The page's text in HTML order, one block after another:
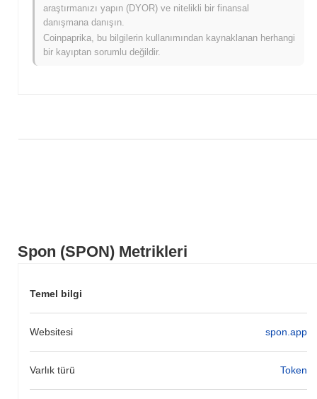
Spon (SPON) Metrikleri
Temel bilgi
Websitesi spon.app
Varlık türü Token
Son 7 günde Spon0.00%kazandı, genel kripto piyasasından
0.74%kazanç kaydeden daha düşük performans gösterdi. Bu,
daha geniş piyasa momentumuna göre SPON'ün fiyat hareketinde
geçici bir gecikme gösterdiğini belirtir.
araştırmanızı yapın (DYOR) ve nitelikli bir finansal
danışmana danışın.
Coinpaprika, bu bilgilerin kullanımından kaynaklanan herhangi
bir kayıptan sorumlu değildir.